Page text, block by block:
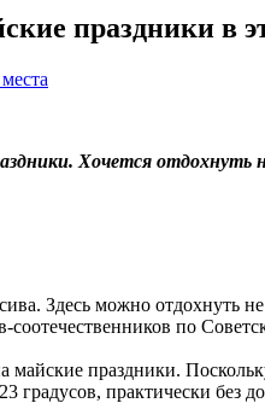
праздники в
Хочется
Здесь можно
по
праздники.
градусов, практически